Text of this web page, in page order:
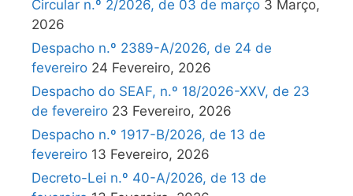
Circular n.º 2/2026, de 03 de março 3 Março,
2026
Despacho n.º 2389-A/2026, de 24 de
fevereiro 24 Fevereiro, 2026
Despacho do SEAF, n.º 18/2026-XXV, de 23
de fevereiro 23 Fevereiro, 2026
Despacho n.º 1917-B/2026, de 13 de
fevereiro 13 Fevereiro, 2026
Decreto-Lei n.º 40-A/2026, de 13 de